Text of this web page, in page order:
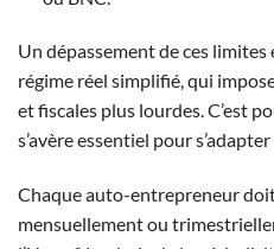
Un dépassement de ces
régime réel simplifié, qui
et fiscales plus lourdes. C’est
s’avère essentiel pour
Chaque auto-entrepreneur
mensuellement ou